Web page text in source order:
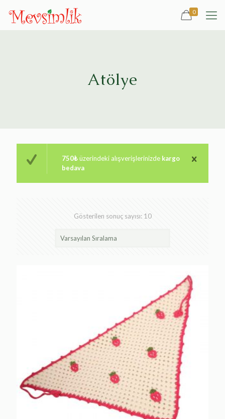
0
Atölye
750₺üzerindeki alışverişlerinizde kargo
bedava
Gösterilen sonuç sayısı: 10